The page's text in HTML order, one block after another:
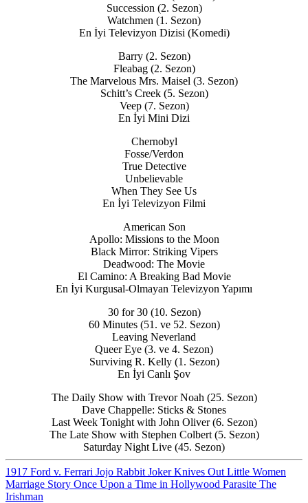
Succession (2. Sezon)
Watchmen (1. Sezon)
En İyi Televizyon Dizisi (Komedi)
Barry (2. Sezon)
Fleabag (2. Sezon)
The Marvelous Mrs. Maisel (3. Sezon)
Schitt’s Creek (5. Sezon)
Veep (7. Sezon)
En İyi Mini Dizi
Chernobyl
Fosse/Verdon
True Detective
Unbelievable
When They See Us
En İyi Televizyon Filmi
American Son
Apollo: Missions to the Moon
Black Mirror: Striking Vipers
Deadwood: The Movie
El Camino: A Breaking Bad Movie
En İyi Kurgusal-Olmayan Televizyon Yapımı
30 for 30 (10. Sezon)
60 Minutes (51. ve 52. Sezon)
Leaving Neverland
Queer Eye (3. ve 4. Sezon)
Surviving R. Kelly (1. Sezon)
En İyi Canlı Şov
The Daily Show with Trevor Noah (25. Sezon)
Dave Chappelle: Sticks & Stones
Last Week Tonight with John Oliver (6. Sezon)
The Late Show with Stephen Colbert (5. Sezon)
Saturday Night Live (45. Sezon)
1917 Ford v. Ferrari Jojo Rabbit JokerKnives Out Little Women
Marriage Story Once Upon a Time in Hollywood Parasite The
Irishman